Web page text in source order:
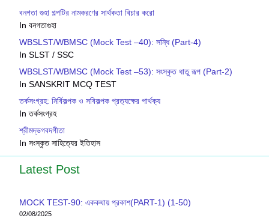
বনগতা গুহা গল্পটির নামকরণের সার্থকতা বিচার করো
In বনগতাগুহা
WBSLST/WBMSC (Mock Test –40): সন্ধি (Part-4)
In SLST / SSC
WBSLST/WBMSC (Mock Test –53): সংস্কৃত ধাতু রূপ (Part-2)
In SANSKRIT MCQ TEST
তর্কসংগ্রহ: নির্বিকল্পক ও সবিকল্পক প্রত‍্যক্ষের পার্থক‍্য
In তর্কসংগ্রহ
শ্রীমদ্ভগবদগীতা
In সংস্কৃত সাহিত্যের ইতিহাস
Latest Post
MOCK TEST-90: এককথায় প্রকাশ(PART-1) (1-50)
02/08/2025